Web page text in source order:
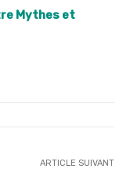
Mythes et
ARTICLE SUIVANT